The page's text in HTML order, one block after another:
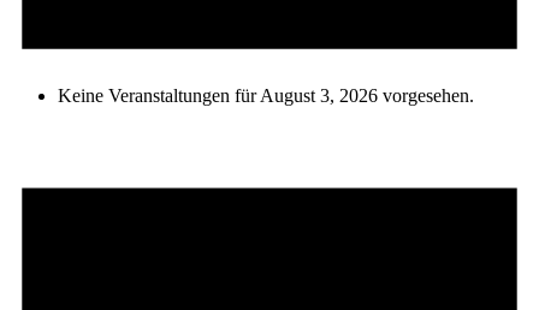
Keine Veranstaltungen für August 3, 2026 vorgesehen.